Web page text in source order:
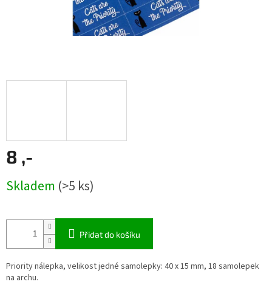
8 ,-
cena:
Skladem (>5 ks)
Přidat do košíku
Priority nálepka, velikost jedné samolepky: 40 x 15 mm, 18 samolepek
na archu.